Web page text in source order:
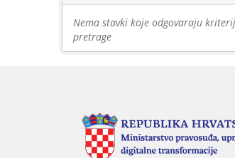
Nema stavki koje odgovaraju
pretrage